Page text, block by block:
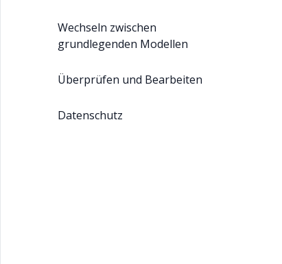
Wechseln zwischen
grundlegenden Modellen
Überprüfen und Bearbeiten
Datenschutz